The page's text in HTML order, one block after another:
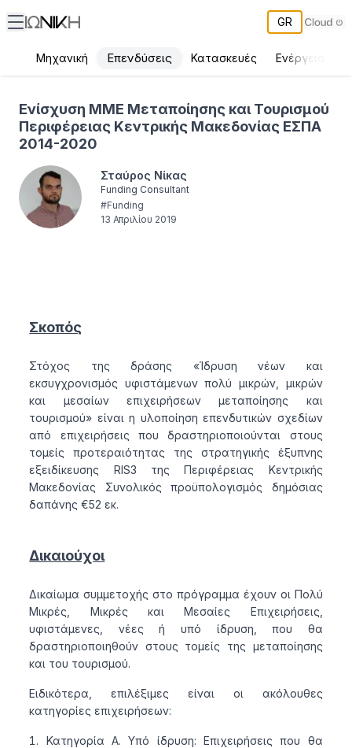
GR
Μηχανική Επενδύσεις Κατασκευές Ενέργεια
Ενίσχυση ΜΜΕ Μεταποίησης και Τουρισμού
Περιφέρειας Κεντρικής Μακεδονίας ΕΣΠΑ
2014-2020
Σταύρος Νίκας
Funding Consultant
#Funding
13 Απριλίου 2019
Σκοπός
Στόχος της δράσης «Ίδρυση νέων και
εκσυγχρονισμός υφιστάμενων πολύ μικρών, μικρών
και μεσαίων επιχειρήσεων μεταποίησης και
τουρισμού» είναι η υλοποίηση επενδυτικών σχεδίων
από επιχειρήσεις που δραστηριοποιούνται στους
τομείς προτεραιότητας της στρατηγικής έξυπνης
εξειδίκευσης RIS3 της Περιφέρειας Κεντρικής
Μακεδονίας Συνολικός προϋπολογισμός δημόσιας
δαπάνης €52 εκ.
Δικαιούχοι
Δικαίωμα συμμετοχής στο πρόγραμμα έχουν οι Πολύ
Μικρές, Μικρές και Μεσαίες Επιχειρήσεις,
υφιστάμενες, νέες ή υπό ίδρυση, που θα
δραστηριοποιηθούν στους τομείς της μεταποίησης
και του τουρισμού.
Ειδικότερα, επιλέξιμες είναι οι ακόλουθες
κατηγορίες επιχειρήσεων:
Κατηγορία Α. Υπό ίδρυση: Επιχειρήσεις που θα